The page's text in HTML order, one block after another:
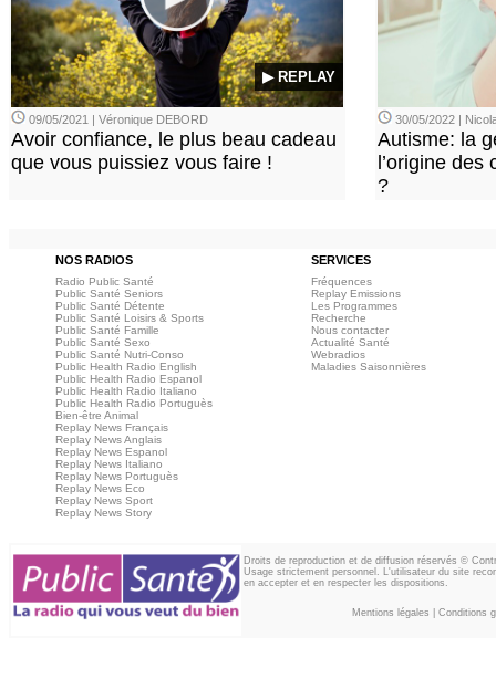
▶ REPLAY
09/05/2021 | Véronique DEBORD
Avoir confiance, le plus beau cadeau
que vous puissiez vous faire !
30/05/2022 |
Autisme: la
l’origine
?
NOS RADIOS SERVICES
Radio Public Santé
Public Santé Seniors
Public Santé Détente
Public Santé Loisirs & Sports
Public Santé Famille
Public Santé Sexo
Public Santé Nutri-Conso
Public Health Radio English
Public Health Radio Espanol
Public Health Radio Italiano
Public Health Radio Portuguès
Bien-être Animal
Replay News Français
Replay News Anglais
Replay News Espanol
Replay News Italiano
Replay News Portuguès
Replay News Eco
Replay News Sport
Replay News Story
Fréquences
Replay Emissions
Les Programmes
Recherche
Nous contacter
Actualité Santé
Webradios
Maladies Saisonnières
Droits de reproduction et de diffusion réservés ©
Usage strictement personnel. L'utilisateur du site
en accepter et en respecter les dispositions.
Mentions légales Conditions